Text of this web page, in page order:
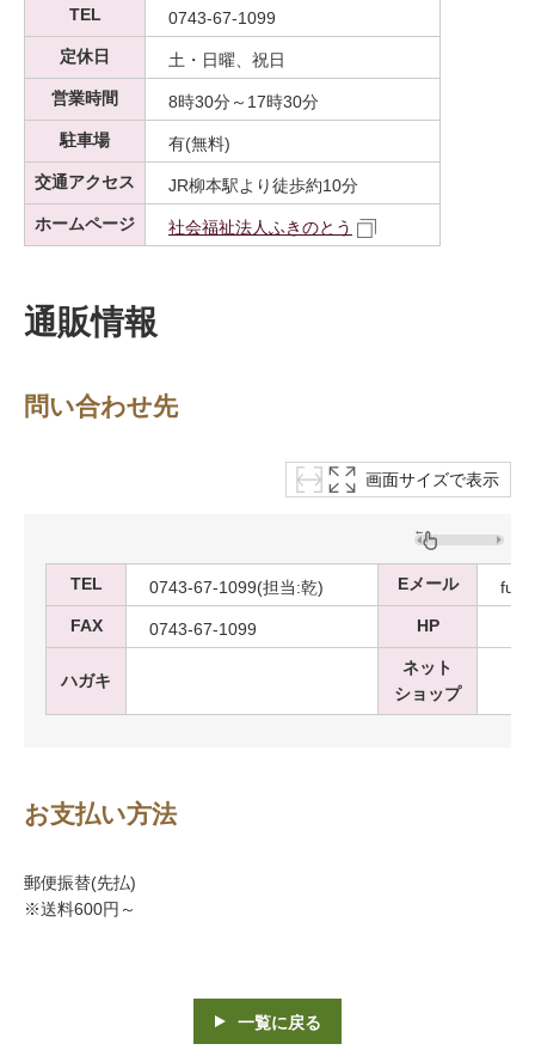
TEL
0743-67-1099
定休日
土・日曜、祝日
営業時間
8時30分～17時30分
駐車場
有(無料)
交通アクセス
JR柳本駅より徒歩約10分
ホームページ
社会福祉法人ふきのとう
通販情報
問い合わせ先
画面サイズで表示
TEL 0743-67-1099(担当:乾) Eメール
FAX
0743-67-1099 HP
ハガキ
ネット
ショップ
お支払い方法
郵便振替(先払)
※送料600円～
一覧に戻る